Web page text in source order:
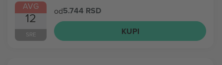
AVG
12
SRE
od5.744 RSD
KUPI